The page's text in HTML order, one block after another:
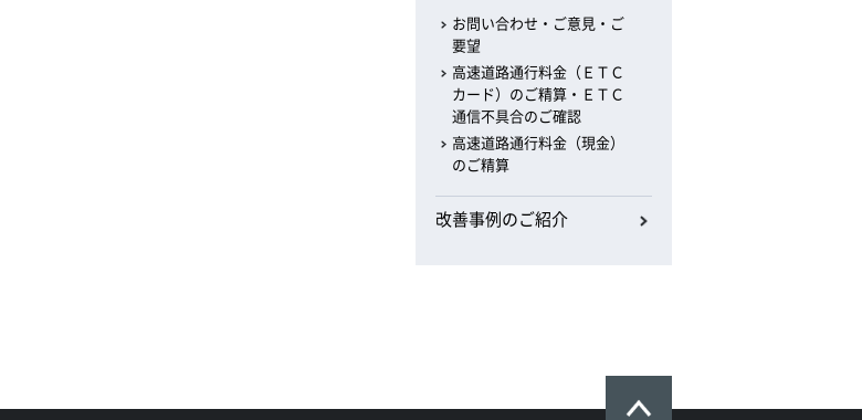
お問い合わせ・ご意見・ご
要望
高速道路通行料金（ＥＴＣ
カード）のご精算・ＥＴＣ
通信不具合のご確認
高速道路通行料金（現金）
のご精算
改善事例のご紹介